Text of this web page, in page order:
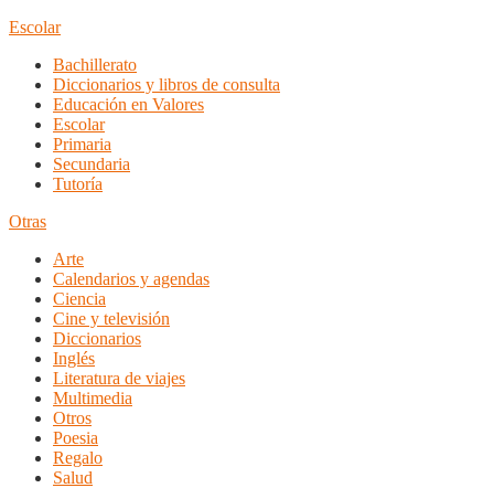
Escolar
Bachillerato
Diccionarios y libros de consulta
Educación en Valores
Escolar
Primaria
Secundaria
Tutoría
Otras
Arte
Calendarios y agendas
Ciencia
Cine y televisión
Diccionarios
Inglés
Literatura de viajes
Multimedia
Otros
Poesia
Regalo
Salud